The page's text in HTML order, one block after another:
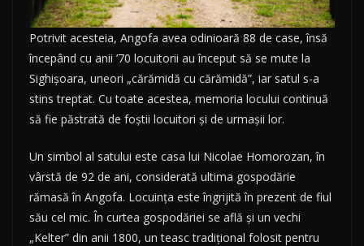
Potrivit acesteia, Angofa avea odinioară 88 de case, însă
începând cu anii ’70 locuitorii au început să se mute la
Sighișoara, uneori „cărămidă cu cărămidă”, iar satul s-a
stins treptat. Cu toate acestea, memoria locului continuă
să fie păstrată de foștii locuitori și de urmașii lor.
Un simbol al satului este casa lui Nicolae Homorozan, în
vârstă de 92 de ani, considerată ultima gospodărie
rămasă în Angofa. Locuința este îngrijită în prezent de fiul
său cel mic. În curtea gospodăriei se află și un vechi
„Kelter” din anii 1800, un teasc tradițional folosit pentru